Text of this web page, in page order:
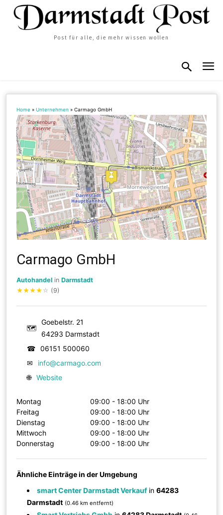
Post für alle, die mehr wissen wollen
Home »Unternehmen »Carmago GmbH
Carmago GmbH
Autohandel inDarmstadt
★★★★ ☆ (9)
🗺
Goebelstr. 21
64293 Darmstadt
☎
06151 500060
✉
info@carmago.com
🌐 Website
Montag
09:00 - 18:00 Uhr
Freitag
09:00 - 18:00 Uhr
Dienstag
09:00 - 18:00 Uhr
Mittwoch
09:00 - 18:00 Uhr
Donnerstag
09:00 - 18:00 Uhr
Ähnliche Einträge in der Umgebung
smart Center Darmstadt Verkaufin64283
Darmstadt (0.46 km entfernt)